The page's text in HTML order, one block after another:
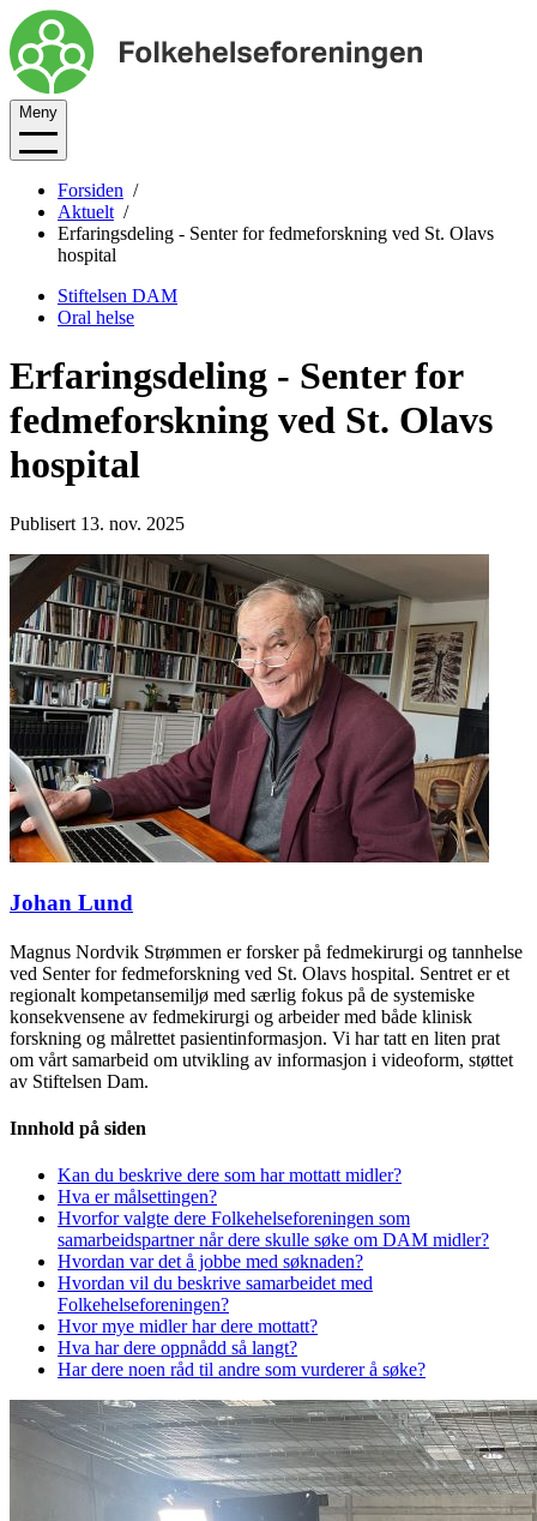
Meny
Forsiden
Aktuelt
Erfaringsdeling - Senter for fedmeforskning ved St. Olavs
hospital
Stiftelsen DAM
Oral helse
Erfaringsdeling - Senter for
fedmeforskning ved St. Olavs
hospital
Publisert 13. nov. 2025
Johan Lund
Magnus Nordvik Strømmen er forsker på fedmekirurgi og tannhelse
ved Senter for fedmeforskning ved St. Olavs hospital. Sentret er et
regionalt kompetansemiljø med særlig fokus på de systemiske
konsekvensene av fedmekirurgi og arbeider med både klinisk
forskning og målrettet pasientinformasjon. Vi har tatt en liten prat
om vårt samarbeid om utvikling av informasjon i videoform, støttet
av Stiftelsen Dam.
Innhold på siden
Kan du beskrive dere som har mottatt midler?
Hva er målsettingen?
Hvorfor valgte dere Folkehelseforeningen som
samarbeidspartner når dere skulle søke om DAM midler?
Hvordan var det å jobbe med søknaden?
Hvordan vil du beskrive samarbeidet med
Folkehelseforeningen?
Hvor mye midler har dere mottatt?
Hva har dere oppnådd så langt?
Har dere noen råd til andre som vurderer å søke?